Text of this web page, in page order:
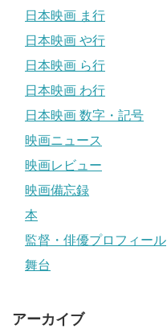
日本映画 ま行
日本映画 や行
日本映画 ら行
日本映画 わ行
日本映画 数字・記号
映画ニュース
映画レビュー
映画備忘録
本
監督・俳優プロフィール
舞台
アーカイブ